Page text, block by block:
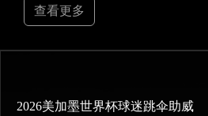
查看更多
2026美加墨世界杯球迷跳伞助威